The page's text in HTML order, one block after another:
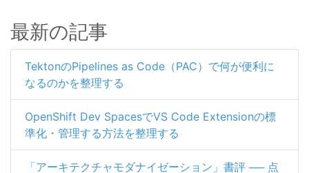
最新の記事
TektonのPipelines as Code（PAC）で何が便利に
なるのかを整理する
OpenShift Dev SpacesでVS Code Extensionの標
準化・管理する方法を整理する
「アーキテクチャモダナイゼーション」書評 ── 点